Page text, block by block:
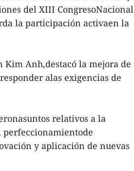
del XIII CongresoNacional
la participación activaen la
Kim Anh,destacó la mejora de
alas exigencias de
relativos a la
y aplicación de nuevas